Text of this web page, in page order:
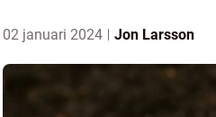
02 januari 2024 Jon Larsson